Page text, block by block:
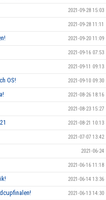
2021-09-28 15:03
2021-09-28 11:11
2021-09-20 11:09
2021-09-16 07:53
2021-09-11 09:13
OS! 2021-09-10 09:30
2021-08-26 18:16
2021-08-23 15:27
2021-08-21 10:13
2021-07-07 13:42
2021-06-24
2021-06-16 11:18
2021-06-14 13:36
2021-06-13 14:30